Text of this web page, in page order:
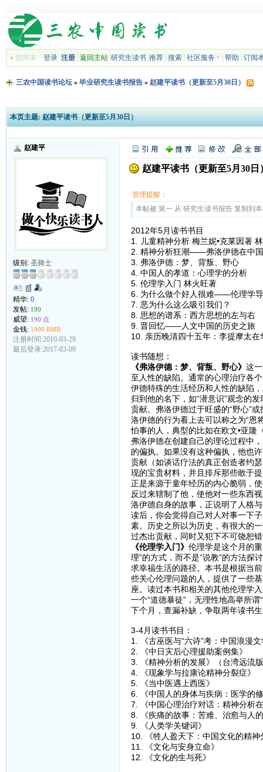
»您尚未 登录 注册| 返回主站| 研究生读书| 推荐| 搜索| 社区服务 帮助 订阅
三农中国读书论坛» 毕业研究生读书报告» 赵建平读书（更新至5月30日）
本页主题: 赵建平读书（更新至5月30日）
赵建平
级别: 圣骑士
精华: 0
发帖: 190
威望: 190 点
金钱: 1900 RMB
注册时间:2010-03-29
最后登录:2017-03-09
赵建平读书（更新至5月30日
管理提醒：
本帖被 第一 从 研究生读书报告 复制到
2012年5月读书书目
1. 儿童精神分析 梅兰妮•克莱因著
2. 精神分析狂潮——弗洛伊德在中国
3. 弗洛伊德：梦、背叛、野心
4. 中国人的孝道：心理学的分析
5. 伦理学入门 林火旺著
6. 为什么做个好人很难——伦理学
7. 恶为什么这么吸引我们？
8. 思想的谱系：西方思想的左与右
9. 晋回忆——人文中国的历史之旅
10. 亲历晚清四十五年：李提摩太在
读书随想：
《弗洛伊德：梦、背叛、野心》 这
至人性的缺陷。通常的心理治疗各
伊德特殊的生活经历和人性的缺陷
归到他的名下，如“潜意识”观念的
贡献。弗洛伊德过于旺盛的“野心”
洛伊德的行为看上去可以称之为“恩
怕事的人，典型的比如在欧文•亚隆
弗洛伊德在创建自己的理论过程中
的偏执。如果没有这种偏执，他也
贡献（如谈话疗法的真正创造者约
现的宝贵材料，并且排斥那些敢于
正是来源于童年经历的内心脆弱，
反过来辖制了他，使他对一些东西
洛伊德自身的故事，正说明了人格
读后，你会觉得自己对人对事一下
素。历史之所以为历史，有很大的
过杰出贡献，同时又犯下不可饶恕
《伦理学入门》 伦理学是这个月的
理”的方式，而不是“说教”的方法探
求幸福生活的路径。本书是根据当
些关心伦理问题的人，提供了一些
座。读过本书和相关的其他伦理学
一个“道德暴徒”，无理性地高举所
下个月，查漏补缺，争取两年读书
3-4月读书书目：
1. 《古巫医与“六诗”考：中国浪漫
2. 《中日灾后心理援助案例集》
3. 《精神分析的发展》（台湾远流
4. 《现象学与拉康论精神分裂症》
5. 《当中医遇上西医》
6. 《中国人的身体与疾病：医学的
7. 《中国心理治疗对话：精神分析
8. 《疾痛的故事：苦难、治愈与人
9. 《人类学关键词》
10. 《牲人盈天下：中国文化的精神
11. 《文化与安身立命》
12. 《文化的生与死》